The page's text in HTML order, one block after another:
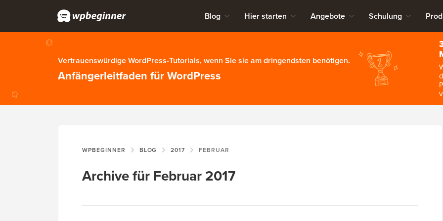
Blog Hier starten Angebote Schulung
Vertrauenswürdige WordPress-Tutorials, wenn Sie sie am dringendsten benötigen.
Anfängerleitfaden für WordPress
WPBEGINNER BLOG 2017 FEBRUAR
Archive für Februar 2017